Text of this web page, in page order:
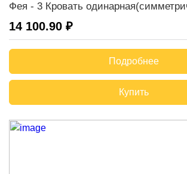
Фея - 3 Кровать
14 100.90 ₽
Подробнее
Купить